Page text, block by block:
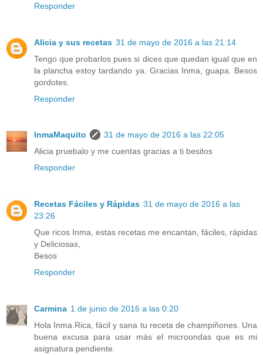
Responder
Alicia y sus recetas 31 de mayo de 2016 a las 21:14
Tengo que probarlos pues si dices que quedan igual que en
la plancha estoy tardando ya. Gracias Inma, guapa. Besos
gordotes.
Responder
InmaMaquito
31 de mayo de 2016 a las 22:05
Alicia pruebalo y me cuentas gracias a ti besitos
Responder
Recetas Fáciles y Rápidas 31 de mayo de 2016 a las
23:26
Que ricos Inma, estas recetas me encantan, fáciles, rápidas
y Deliciosas,
Besos
Responder
Carmina 1 de junio de 2016 a las 0:20
Hola Inma.Rica, fácil y sana tu receta de champiñones. Una
buena excusa para usar más el microondas que es mi
asignatura pendiente.